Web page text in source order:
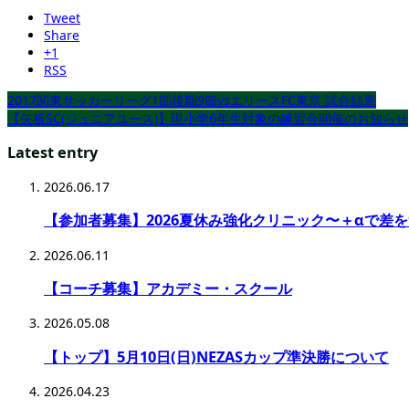
Tweet
Share
+1
RSS
2017関東サッカーリーグ1部後期9節vsエリースFC東京 試合結果
【矢板SC(ジュニアユース)】現小学6年生対象の練習会開催のお知らせ
Latest entry
2026.06.17
【参加者募集】2026夏休み強化クリニック〜＋αで差
2026.06.11
【コーチ募集】アカデミー・スクール
2026.05.08
【トップ】5月10日(日)NEZASカップ準決勝について
2026.04.23